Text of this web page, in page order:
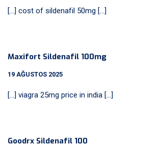
[…] cost of sildenafil 50mg […]
Maxifort Sildenafil 100mg
19 AĞUSTOS 2025
[…] viagra 25mg price in india […]
Goodrx Sildenafil 100